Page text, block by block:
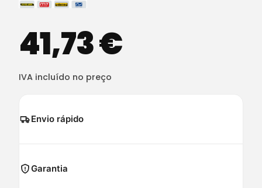
41,73€
IVA incluído no preço
Envio rápido
Garantia